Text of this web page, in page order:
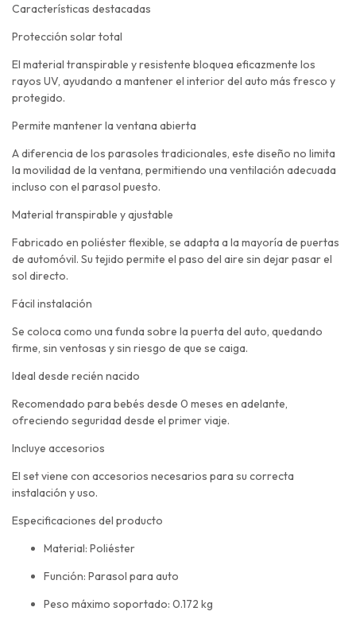
Características destacadas
Protección solar total
El material transpirable y resistente bloquea eficazmente los
rayos UV, ayudando a mantener el interior del auto más fresco y
protegido.
Permite mantener la ventana abierta
A diferencia de los parasoles tradicionales, este diseño no limita
la movilidad de la ventana, permitiendo una ventilación adecuada
incluso con el parasol puesto.
Material transpirable y ajustable
Fabricado en poliéster flexible, se adapta a la mayoría de puertas
de automóvil. Su tejido permite el paso del aire sin dejar pasar el
sol directo.
Fácil instalación
Se coloca como una funda sobre la puerta del auto, quedando
firme, sin ventosas y sin riesgo de que se caiga.
Ideal desde recién nacido
Recomendado para bebés desde 0 meses en adelante,
ofreciendo seguridad desde el primer viaje.
Incluye accesorios
El set viene con accesorios necesarios para su correcta
instalación y uso.
Especificaciones del producto
Material: Poliéster
Función: Parasol para auto
Peso máximo soportado: 0.172 kg